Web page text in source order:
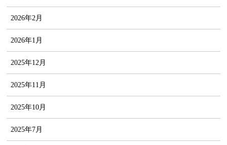
2026年2月
2026年1月
2025年12月
2025年11月
2025年10月
2025年7月